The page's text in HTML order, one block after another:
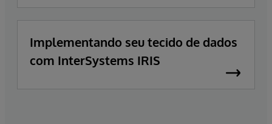
Implementando seu tecido de dados
com InterSystems IRIS